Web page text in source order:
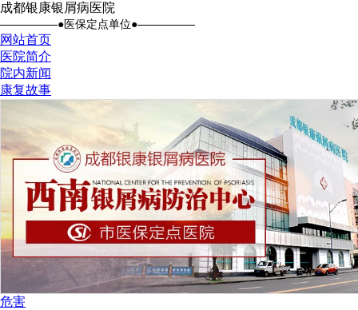
成都银康银屑病医院
●医保定点单位●
网站首页
医院简介
院内新闻
康复故事
危害